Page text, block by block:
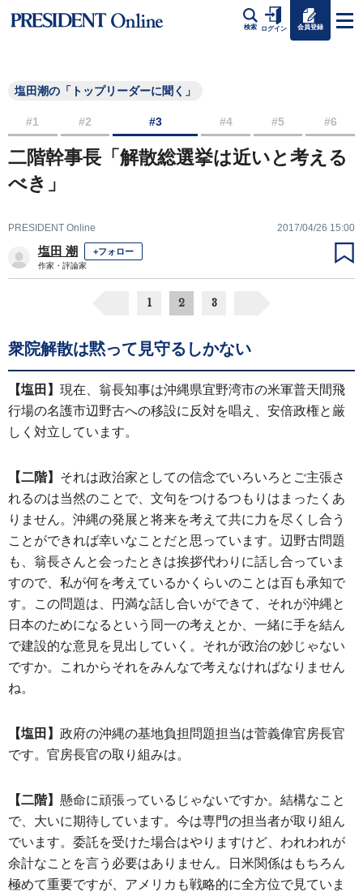
検索 ログイン 会員登録
塩田潮の「トップリーダーに聞く」
#1 #2 #3 #4 #5 #6
二階幹事長「解散総選挙は近いと考える
べき」
PRESIDENT Online 2017/04/26 15:00
塩田 潮 +フォロー
作家・評論家
1 2 3
衆院解散は黙って見守るしかない
【塩田】 現在、翁長知事は沖縄県宜野湾市の米軍普天間飛
行場の名護市辺野古への移設に反対を唱え、安倍政権と厳
しく対立しています。
【二階】 それは政治家としての信念でいろいろとご主張さ
れるのは当然のことで、文句をつけるつもりはまったくあ
りません。沖縄の発展と将来を考えて共に力を尽くし合う
ことができれば幸いなことだと思っています。辺野古問題
も、翁長さんと会ったときは挨拶代わりに話し合っていま
すので、私が何を考えているかくらいのことは百も承知で
す。この問題は、円満な話し合いができて、それが沖縄と
日本のためになるという同一の考えとか、一緒に手を結ん
で建設的な意見を見出していく。それが政治の妙じゃない
ですか。これからそれをみんなで考えなければなりません
ね。
【塩田】 政府の沖縄の基地負担問題担当は菅義偉官房長官
です。官房長官の取り組みは。
【二階】 懸命に頑張っているじゃないですか。結構なこと
で、大いに期待しています。今は専門の担当者が取り組ん
でいます。委託を受けた場合はやりますけど、われわれが
余計なことを言う必要はありません。日米関係はもちろん
極めて重要ですが、アメリカも戦略的に全方位で見ていま